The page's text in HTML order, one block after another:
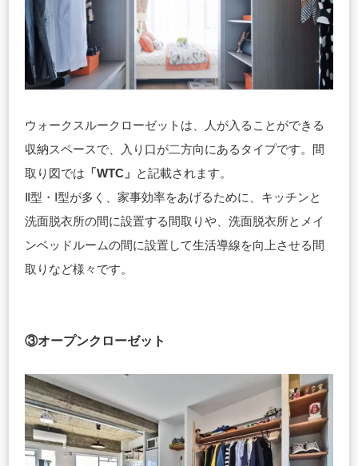
ウォークスルークローゼットは、人が入ることができる
収納スペースで、入り口が二方向にあるタイプです。間
取り図では 「WTC」 と記載されます。
Ⅱ型・Ⅰ型が多く、家事効率をあげるために、キッチンと
洗面脱衣所の間に設置する間取りや、洗面脱衣所とメイ
ンベッドルームの間に設置して生活導線を向上させる間
取りなど様々です。
③オープンクローゼット